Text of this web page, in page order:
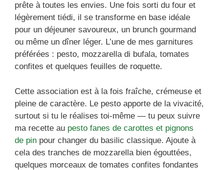
prête à toutes les envies. Une fois sorti du four et
légèrement tiédi, il se transforme en base idéale
pour un déjeuner savoureux, un brunch gourmand
ou même un dîner léger. L’une de mes garnitures
préférées : pesto, mozzarella di bufala, tomates
confites et quelques feuilles de roquette.
Cette association est à la fois fraîche, crémeuse et
pleine de caractère. Le pesto apporte de la vivacité,
surtout si tu le réalises toi-même — tu peux suivre
ma recette au pesto fanes de carottes et pignons
de pin pour changer du basilic classique. Ajoute à
cela des tranches de mozzarella bien égouttées,
quelques morceaux de tomates confites fondantes